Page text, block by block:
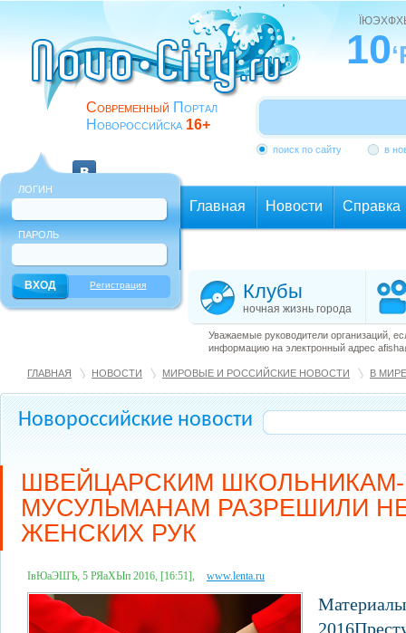
Современный Портал
Новороссийска 16+
10
поиск по сайту в
ЛОГИН
ПАРОЛЬ
Регистрация
Главная Новости Справка
Клубы
ночная жизнь города
Уважаемые руководители организаций,
информацию на электронный адрес
ГЛАВНАЯ НОВОСТИ МИРОВЫЕ И РОССИЙСКИЕ НОВОСТИ В МИРЕ
Новороссийские новости
ШВЕЙЦАРСКИМ ШКОЛЬНИКАМ-
МУСУЛЬМАНАМ РАЗРЕШИЛИ
ЖЕНСКИХ РУК
ІвЮаЭШЪ, 5 РЯаХЫп 2016, [16:51], www.lenta.ru